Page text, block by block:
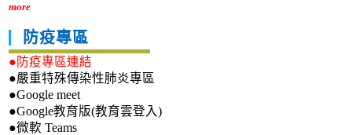
more
防疫專區
●防疫專區連結
●嚴重特殊傳染性肺炎專區
●Google meet
●Google教育版(教育雲登入)
●微軟 Teams